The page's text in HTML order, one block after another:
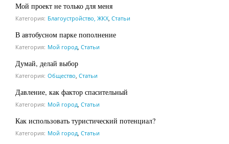
Мой проект не только для меня
Категория: Благоустройство, ЖКХ, Статьи
В автобусном парке пополнение
Категория: Мой город, Статьи
Думай, делай выбор
Категория: Общество, Статьи
Давление, как фактор спасительный
Категория: Мой город, Статьи
Как использовать туристический потенциал?
Категория: Мой город, Статьи